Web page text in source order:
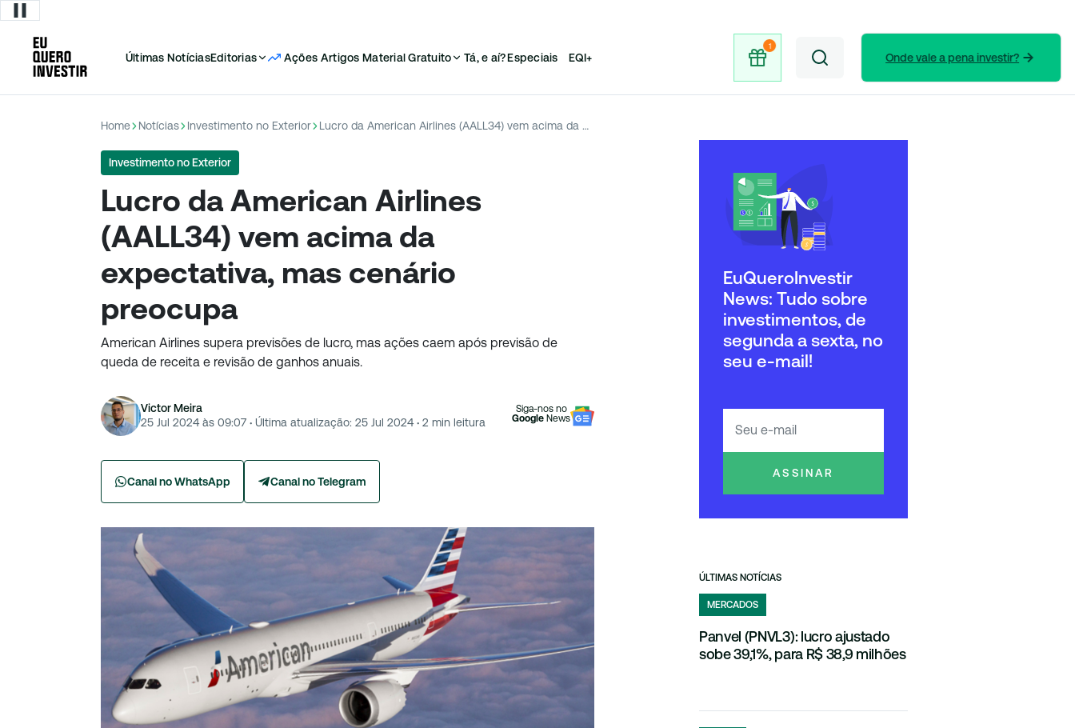
Últimas NotíciasEditorias Ações Artigos Material Gratuito Tá, e aí?Especiais EQI+ Onde vale a pena investir?
Home Notícias Investimento no Exterior Lucro da American Airlines (AALL34) vem acima da expectativa, mas cenário preocupa
Investimento no Exterior
Lucro da American Airlines
(AALL34) vem acima da
expectativa, mas cenário
preocupa
American Airlines supera previsões de lucro, mas ações caem após previsão de
queda de receita e revisão de ganhos anuais.
Victor Meira
25 Jul 2024 às 09:07 · Última atualização: 25 Jul 2024 · 2 min leitura
Siga-nos no
Google News
Canal no WhatsApp Canal no Telegram
EuQueroInvestir
News: Tudo sobre
investimentos, de
segunda a sexta, no
seu e-mail!
ASSINAR
ÚLTIMAS NOTÍCIAS
MERCADOS
Panvel (PNVL3): lucro ajustado
sobe 39,1%, para R$ 38,9 milhões